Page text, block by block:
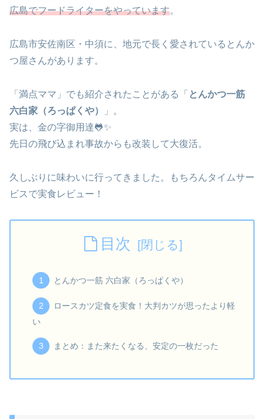
広島でフードライターをやっています。
広島市安佐南区・中須に、地元で長く愛されているとんか
つ屋さんがあります。
「満点ママ」でも紹介されたことがある「 とんかつ一筋
六白家（ろっぱくや）
」。
実は、金の字御用達🐸✨
先日の飛び込まれ事故からも改装して大復活。
久しぶりに味わいに行ってきました。もちろんタイムサー
ビスで実食レビュー！
目次
とんかつ一筋 六白家（ろっぱくや）
ロースカツ定食を実食！大判カツが思ったより軽
い
まとめ：また来たくなる、安定の一枚だった